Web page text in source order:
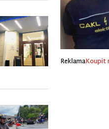
ReklamaKoupit